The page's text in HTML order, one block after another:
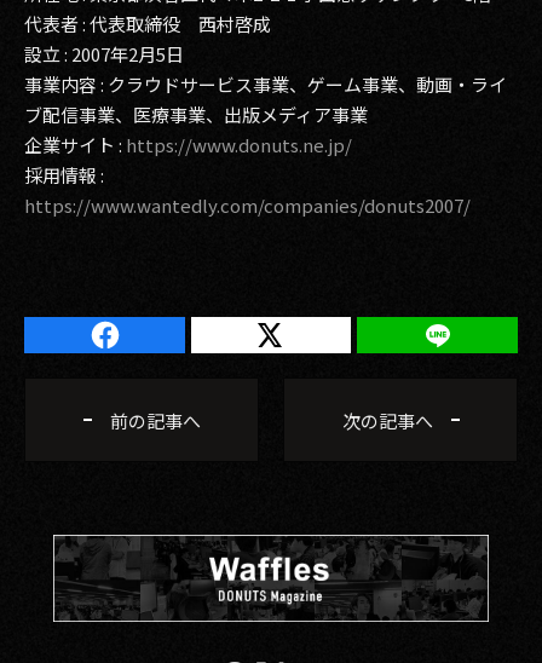
代表者 : 代表取締役 西村啓成
設立 : 2007年2月5日
事業内容 : クラウドサービス事業、ゲーム事業、動画・ライ
ブ配信事業、医療事業、出版メディア事業
企業サイト : https://www.donuts.ne.jp/
採用情報 :
https://www.wantedly.com/companies/donuts2007/
前の記事へ 次の記事へ